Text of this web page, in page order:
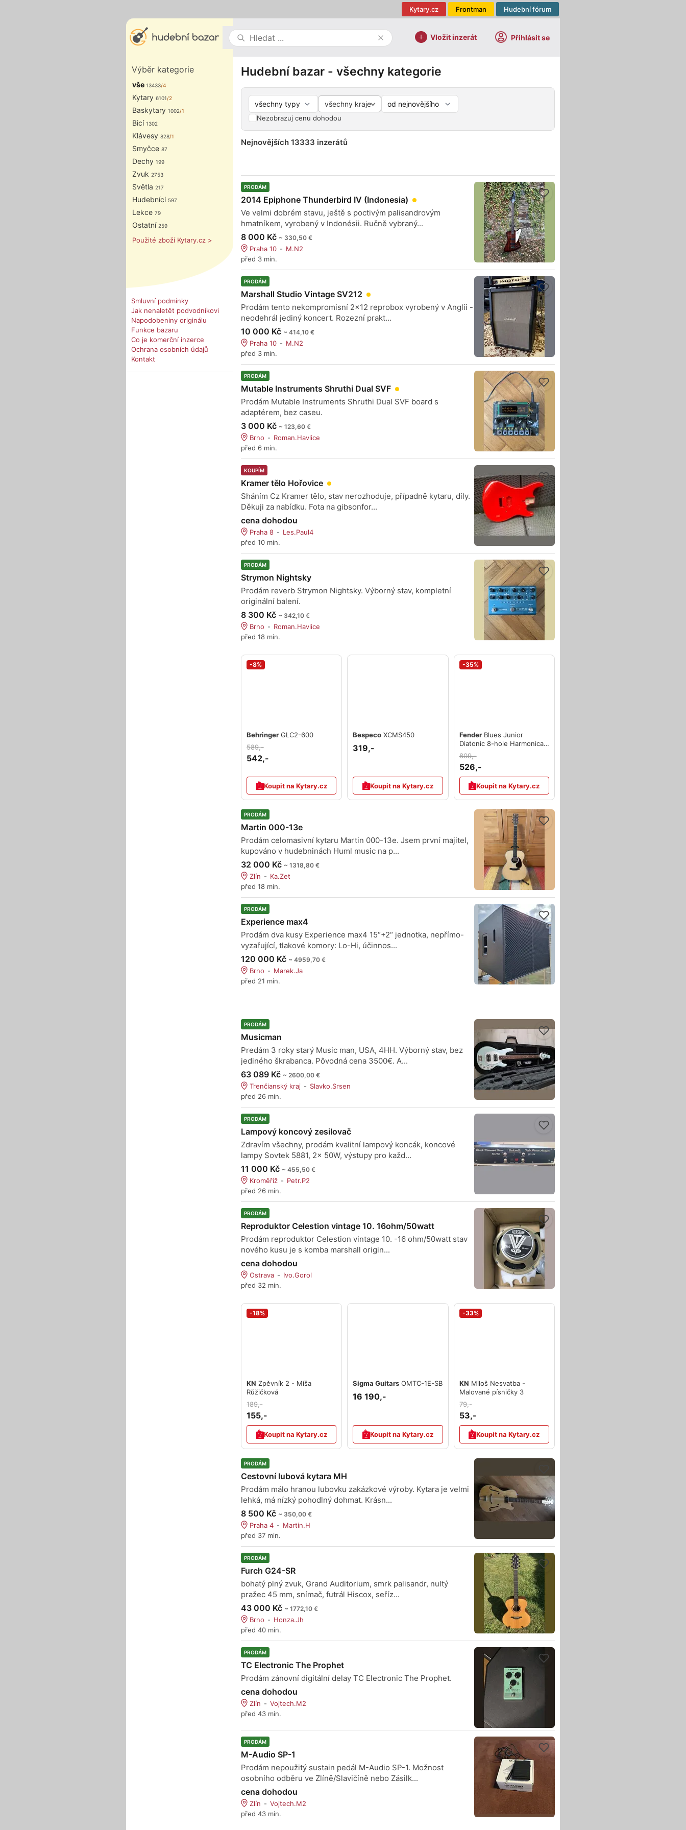
Hudební fórum
Frontman
Kytary.cz
Vložit inzerát Přihlásit se
Výběr kategorie
vše 13433/4
Kytary 6101/2
Baskytary 1002/1
Bicí 1302
Klávesy 828/1
Smyčce 87
Dechy 199
Zvuk 2753
Světla 217
Hudebníci 597
Lekce 79
Ostatní 259
Použité zboží Kytary.cz >
Smluvní podmínky
Jak nenaletět podvodníkovi
Napodobeniny originálu
Funkce bazaru
Co je komerční inzerce
Ochrana osobních údajů
Kontakt
Hudební bazar - všechny kategorie
všechny kraje
Nezobrazuj cenu dohodou
Nejnovějších 13333 inzerátů
PRODÁM
2014 Epiphone Thunderbird IV (Indonesia)
Ve velmi dobrém stavu, ještě s poctivým palisandrovým
hmatníkem, vyrobený v Indonésii. Ručně vybraný...
8 000 Kč ~ 330,50 €
Praha 10
M.N2
před 3 min.
PRODÁM
Marshall Studio Vintage SV212
Prodám tento nekompromisní 2x12 reprobox vyrobený v Anglii -
neodehrál jediný koncert. Rozezní prakt...
10 000 Kč ~ 414,10 €
Praha 10
M.N2
před 3 min.
PRODÁM
Mutable Instruments Shruthi Dual SVF
Prodám Mutable Instruments Shruthi Dual SVF board s
adaptérem, bez caseu.
3 000 Kč ~ 123,60 €
Brno
Roman.Havlice
před 6 min.
KOUPÍM
Kramer tělo Hořovice
Sháním Cz Kramer tělo, stav nerozhoduje, případně kytaru, díly.
Děkuji za nabídku. Fota na gibsonfor...
cena dohodou
Praha 8
Les.Paul4
před 10 min.
PRODÁM
Strymon Nightsky
Prodám reverb Strymon Nightsky. Výborný stav, kompletní
originální balení.
8 300 Kč ~ 342,10 €
Brno
Roman.Havlice
před 18 min.
-8%
Behringer GLC2-600
589,-
542,-
Koupit na Kytary.cz
Bespeco XCMS450
319,-
Koupit na Kytary.cz
-35%
Fender Blues Junior
Diatonic 8-hole Harmonica
G
809,-
526,-
Koupit na Kytary.cz
PRODÁM
Martin 000-13e
Prodám celomasivní kytaru Martin 000-13e. Jsem první majitel,
kupováno v hudebninách Huml music na p...
32 000 Kč ~ 1318,80 €
Zlín
Ka.Zet
před 18 min.
PRODÁM
Experience max4
Prodám dva kusy Experience max4 15“+2“ jednotka, nepřímo-
vyzařující, tlakové komory: Lo-Hi, účinnos...
120 000 Kč ~ 4959,70 €
Brno
Marek.Ja
před 21 min.
PRODÁM
Musicman
Predám 3 roky starý Music man, USA, 4HH. Výborný stav, bez
jediného škrabanca. Pôvodná cena 3500€. A...
63 089 Kč ~ 2600,00 €
Trenčianský kraj
Slavko.Srsen
před 26 min.
PRODÁM
Lampový koncový zesilovač
Zdravím všechny, prodám kvalitní lampový koncák, koncové
lampy Sovtek 5881, 2x 50W, výstupy pro každ...
11 000 Kč ~ 455,50 €
Kroměříž
Petr.P2
před 26 min.
PRODÁM
Reproduktor Celestion vintage 10. 16ohm/50watt
Prodám reproduktor Celestion vintage 10. -16 ohm/50watt stav
nového kusu je s komba marshall origin...
cena dohodou
Ostrava
Ivo.Gorol
před 32 min.
-18%
KN Zpěvník 2 - Míša
Růžičková
189,-
155,-
Koupit na Kytary.cz
Sigma Guitars OMTC-1E-SB
16 190,-
Koupit na Kytary.cz
-33%
KN Miloš Nesvatba -
Malované písničky 3
79,-
53,-
Koupit na Kytary.cz
PRODÁM
Cestovní lubová kytara MH
Prodám málo hranou lubovku zakázkové výroby. Kytara je velmi
lehká, má nízký pohodlný dohmat. Krásn...
8 500 Kč ~ 350,00 €
Praha 4
Martin.H
před 37 min.
PRODÁM
Furch G24-SR
bohatý plný zvuk, Grand Auditorium, smrk palisandr, nultý
pražec 45 mm, snímač, futrál Hiscox, seříz...
43 000 Kč ~ 1772,10 €
Brno
Honza.Jh
před 40 min.
PRODÁM
TC Electronic The Prophet
Prodám zánovní digitální delay TC Electronic The Prophet.
cena dohodou
Zlín
Vojtech.M2
před 43 min.
PRODÁM
M-Audio SP-1
Prodám nepoužitý sustain pedál M-Audio SP-1. Možnost
osobního odběru ve Zlíně/Slavičíně nebo Zásilk...
cena dohodou
Zlín
Vojtech.M2
před 43 min.